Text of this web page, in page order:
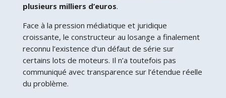
plusieurs milliers d’euros.
Face à la pression médiatique et juridique
croissante, le constructeur au losange a finalement
reconnu l’existence d’un défaut de série sur
certains lots de moteurs. Il n’a toutefois pas
communiqué avec transparence sur l’étendue réelle
du problème.